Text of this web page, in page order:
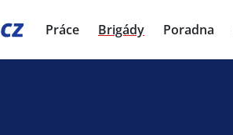
Práce Brigády Poradna